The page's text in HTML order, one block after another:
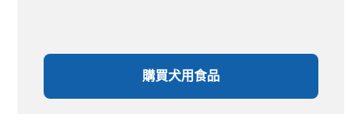
購買犬用食品